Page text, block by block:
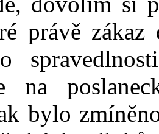
právě
na
bylo